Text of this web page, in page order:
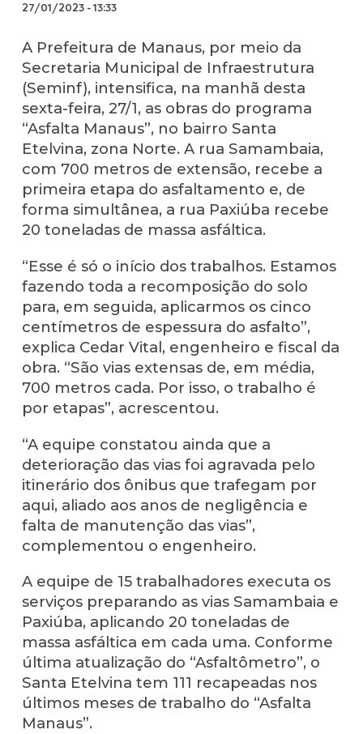
27/01/2023-13:33
A Prefeitura de Manaus, por meio da
Secretaria Municipal de Infraestrutura
(Seminf), intensifica, na manhã desta
sexta-feira, 27/1, as obras do programa
“Asfalta Manaus”, no bairro Santa
Etelvina, zona Norte. A rua Samambaia,
com 700 metros de extensão, recebe a
primeira etapa do asfaltamento e, de
forma simultânea, a rua Paxiúba recebe
20 toneladas de massa asfáltica.
“Esse é só o início dos trabalhos. Estamos
fazendo toda a recomposição do solo
para, em seguida, aplicarmos os cinco
centímetros de espessura do asfalto”,
explica Cedar Vital, engenheiro e fiscal da
obra. “São vias extensas de, em média,
700 metros cada. Por isso, o trabalho é
por etapas”, acrescentou.
“A equipe constatou ainda que a
deterioração das vias foi agravada pelo
itinerário dos ônibus que trafegam por
aqui, aliado aos anos de negligência e
falta de manutenção das vias”,
complementou o engenheiro.
A equipe de 15 trabalhadores executa os
serviços preparando as vias Samambaia e
Paxiúba, aplicando 20 toneladas de
massa asfáltica em cada uma. Conforme
última atualização do “Asfaltômetro”, o
Santa Etelvina tem 111 recapeadas nos
últimos meses de trabalho do “Asfalta
Manaus”.